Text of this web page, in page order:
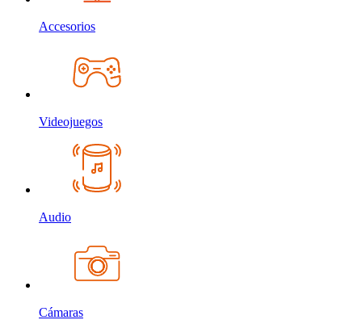
Accesorios
Videojuegos
Audio
Cámaras